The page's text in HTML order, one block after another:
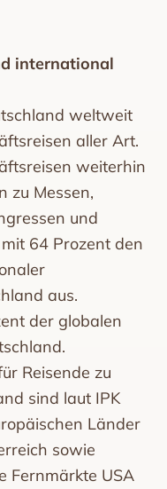
international
weltweit
aller Art.
weiterhin
zu Messen,
und
64 Prozent den
aus.
der globalen
Reisende zu
sind laut IPK
Länder
sowie
Fernmärkte USA